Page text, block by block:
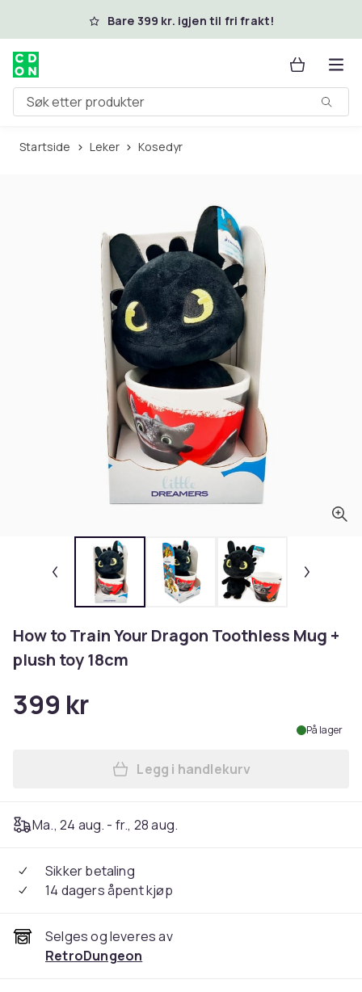
Hopp til hovedinnholdBare 399 kr. igjen til fri frakt!
Søk etter produkter
Startside Leker Kosedyr
How to Train Your Dragon Toothless Mug +
plush toy 18cm
399 kr
På lager
Legg How to Train Your
Legg i handlekurv
Ma., 24 aug. - fr., 28 aug.
Sikker betaling
14 dagers åpent kjøp
Selges og leveres av
RetroDungeon